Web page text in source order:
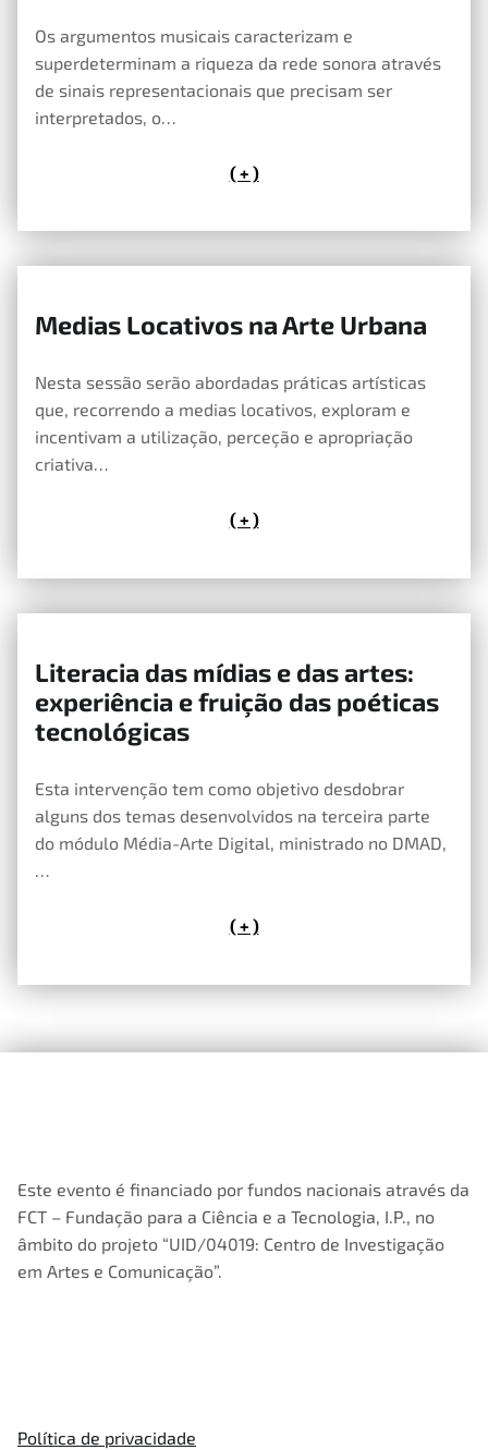
Os argumentos musicais caracterizam e
superdeterminam a riqueza da rede sonora através
de sinais representacionais que precisam ser
interpretados, o…
( + )
Medias Locativos na Arte Urbana
Nesta sessão serão abordadas práticas artísticas
que, recorrendo a medias locativos, exploram e
incentivam a utilização, perceção e apropriação
criativa…
( + )
Literacia das mídias e das artes:
experiência e fruição das poéticas
tecnológicas
Esta intervenção tem como objetivo desdobrar
alguns dos temas desenvolvidos na terceira parte
do módulo Média-Arte Digital, ministrado no DMAD,
…
( + )
Este evento é financiado por fundos nacionais através da
FCT – Fundação para a Ciência e a Tecnologia, I.P., no
âmbito do projeto “UID/04019: Centro de Investigação
em Artes e Comunicação”.
Política de privacidade